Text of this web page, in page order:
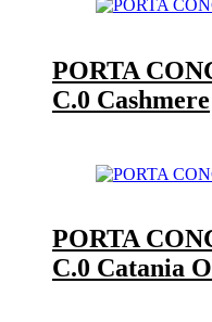
PORTA
C.0 Cashmere
PORTA
C.0 Catania